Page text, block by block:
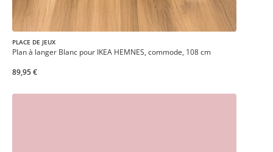
PLACE DE JEUX
Plan à langer Blanc pour IKEA HEMNES, commode, 108 cm
89,95 €